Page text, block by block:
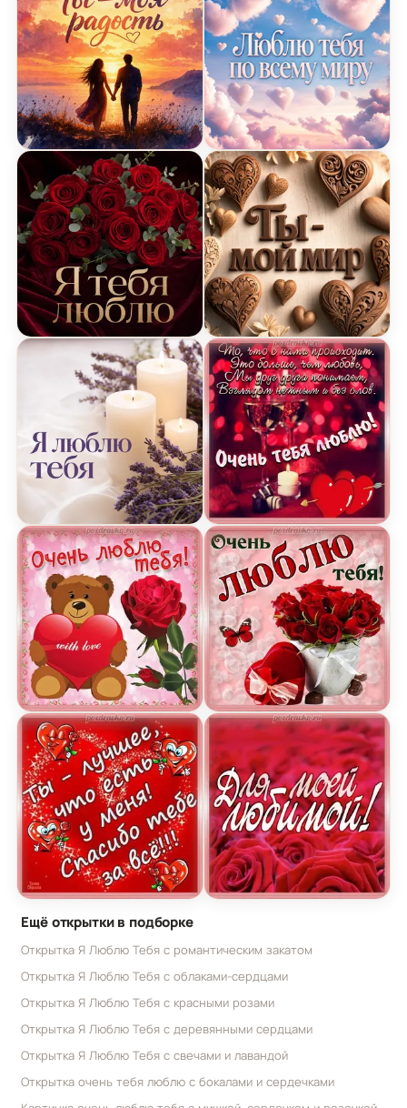
Открытка Я Люблю Тебя с романтическим
Открытка Я Люблю Тебя с красными розами
Открытка Я Люблю Тебя с свечами и лавандой
Картинка очень люблю тебя с мишкой,
Картинка для любимого человека ты лучшее,
Открытка Я Люблю Тебя
Открытка Я Люблю Тебя
Открытка очень тебя
Открытка очень тебя
Открытка для моей
Ещё открытки в подборке
Открытка Я Люблю Тебя с романтическим закатом
Открытка Я Люблю Тебя с облаками-сердцами
Открытка Я Люблю Тебя с красными розами
Открытка Я Люблю Тебя с деревянными сердцами
Открытка Я Люблю Тебя с свечами и лавандой
Открытка очень тебя люблю с бокалами и сердечками